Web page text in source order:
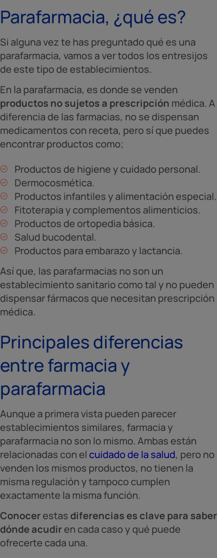
Parafarmacia, ¿qué es?
Si alguna vez te has preguntado qué es una
parafarmacia, vamos a ver todos los entresijos
de este tipo de establecimientos.
En la parafarmacia, es donde se venden
productos no sujetos a prescripción médica. A
diferencia de las farmacias, no se dispensan
medicamentos con receta, pero sí que puedes
encontrar productos como;
Productos de higiene y cuidado personal.
Dermocosmética.
Productos infantiles y alimentación especial.
Fitoterapia y complementos alimenticios.
Productos de ortopedia básica.
Salud bucodental.
Productos para embarazo y lactancia.
Así que, las parafarmacias no son un
establecimiento sanitario como tal y no pueden
dispensar fármacos que necesitan prescripción
médica.
Principales diferencias
entre farmacia y
parafarmacia
Aunque a primera vista pueden parecer
establecimientos similares, farmacia y
parafarmacia no son lo mismo. Ambas están
relacionadas con el cuidado de la salud, pero no
venden los mismos productos, no tienen la
misma regulación y tampoco cumplen
exactamente la misma función.
Conocerestas diferencias es clave para saber
dónde acudiren cada caso y qué puede
ofrecerte cada una.